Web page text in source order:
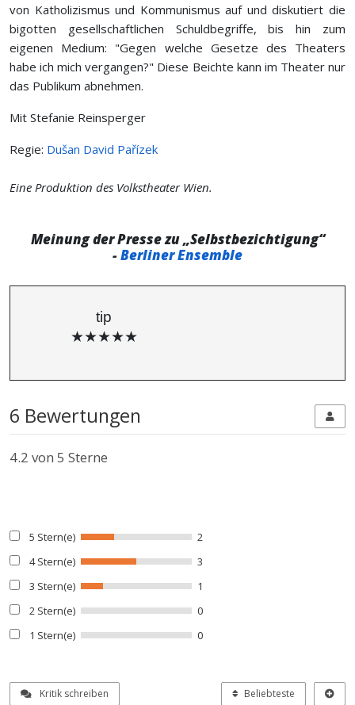
von Katholizismus und Kommunismus auf und diskutiert die
bigotten gesellschaftlichen Schuldbegriffe, bis hin zum
eigenen Medium: "Gegen welche Gesetze des Theaters
habe ich mich vergangen?" Diese Beichte kann im Theater nur
das Publikum abnehmen.
Mit Stefanie Reinsperger
Regie: Dušan David Pařízek
Eine Produktion des Volkstheater Wien.
Meinung der Presse zu „Selbstbezichtigung“
-Berliner Ensemble
tip
★★★★★
6 Bewertungen
4.2 von 5 Sterne
5 Stern(e)
2
4 Stern(e)
3
3 Stern(e)
1
2 Stern(e)
0
1 Stern(e)
0
Kritik schreiben Beliebteste